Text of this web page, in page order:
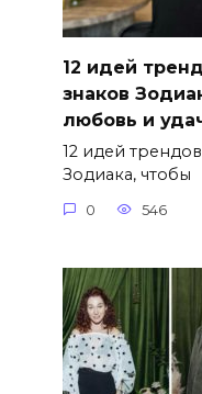
12 идей
знаков
любовь и
12 идей
Зодиака, чтобы
0 546